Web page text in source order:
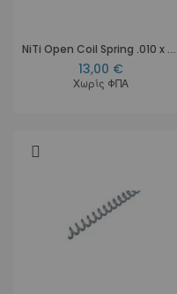
NiTi Open Coil Spring .010 x .030, 18 cm
13,00 €
Χωρίς ΦΠΑ